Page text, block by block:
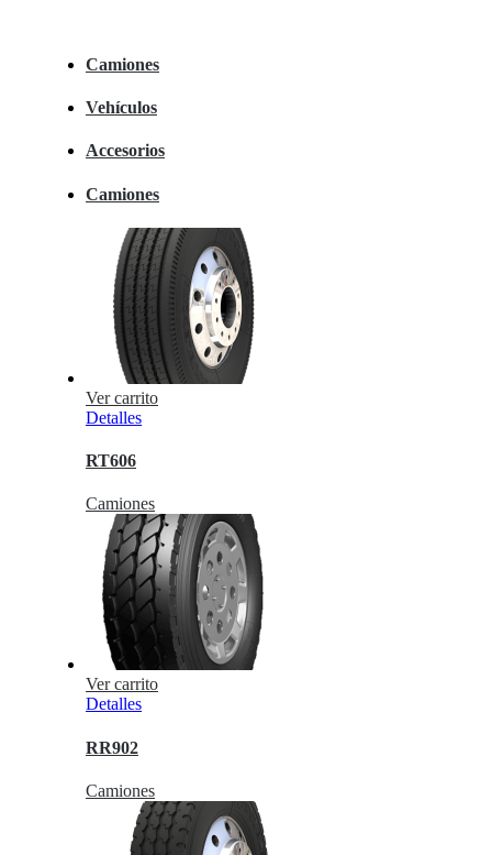
Camiones
Vehículos
Accesorios
Camiones
Ver carrito
Detalles
RT606
Camiones
Ver carrito
Detalles
RR902
Camiones